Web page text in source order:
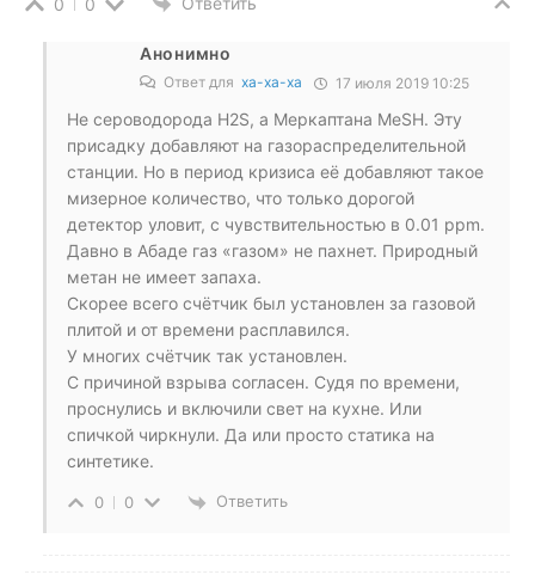
0 0
Анонимно
Ответ для ха-ха-ха 17 июля 2019 10:25
Не сероводорода H2S, а Меркаптанa MeSH. Эту
присадку добавляют на газораспределительной
станции. Но в период кризиса её добавляют такое
мизерное количество, что только дорогой
детектор уловит, с чувствительностью в 0.01 ppm.
Давно в Абаде газ «газом» не пахнет. Природный
метан не имеет запаха.
Скорее всего счётчик был установлен за газовой
плитой и от времени расплавился.
У многих счётчик так установлен.
С причиной взрыва согласен. Судя по времени,
проснулись и включили свет на кухне. Или
спичкой чиркнули. Да или просто статика на
синтетике.
0 0 Ответить